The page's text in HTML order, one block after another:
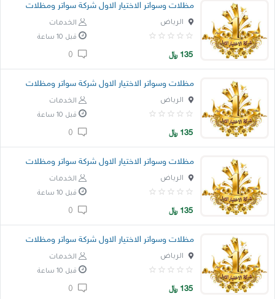
مظلات وسواتر الاختيار الاول شركة سواتر ومظلات
الخدمات الرياض
قبل 10 ساعة
135 ﷼
مظلات وسواتر الاختيار الاول شركة سواتر ومظلات
الخدمات الرياض
قبل 10 ساعة
135 ﷼
مظلات وسواتر الاختيار الاول شركة سواتر ومظلات
الخدمات الرياض
قبل 10 ساعة
135 ﷼
مظلات وسواتر الاختيار الاول شركة سواتر ومظلات
الخدمات الرياض
قبل 10 ساعة
135 ﷼